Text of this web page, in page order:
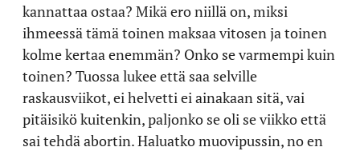
kannattaa ostaa? Mikä ero niillä on, miksi
ihmeessä tämä toinen maksaa vitosen ja toinen
kolme kertaa enemmän? Onko se varmempi kuin
toinen? Tuossa lukee että saa selville
raskausviikot, ei helvetti ei ainakaan sitä, vai
pitäisikö kuitenkin, paljonko se oli se viikko että
sai tehdä abortin. Haluatko muovipussin, no en